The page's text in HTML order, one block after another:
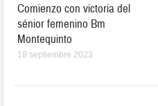
Comienzo con victoria del
sénior femenino Bm
Montequinto
18 septiembre 2023